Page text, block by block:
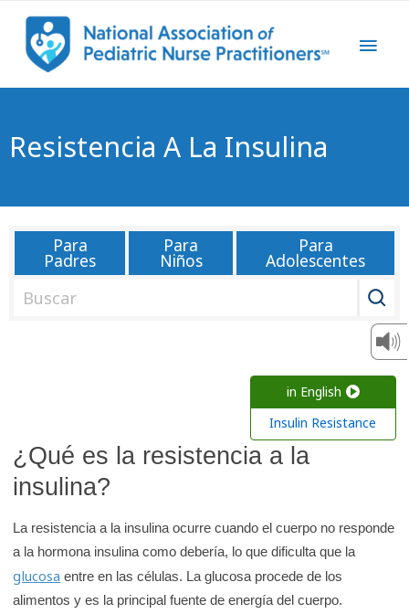
Resistencia A La Insulina
Para
Padres
Para
Niños
Para
Adolescentes
n
l
b
i
b
l
in English
Insulin Resistance
¿Qué es la resistencia a la
insulina?
La resistencia a la insulina ocurre cuando el cuerpo no responde
a la hormona insulina como debería, lo que dificulta que la
glucosa entre en las células. La glucosa procede de los
alimentos y es la principal fuente de energía del cuerpo.